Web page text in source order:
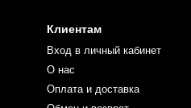
Клиентам
Вход в личный кабинет
О нас
Оплата и доставка